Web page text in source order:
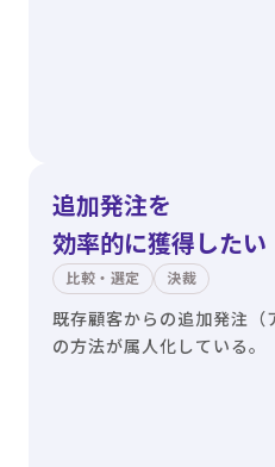
追加発注を
効率的に獲得したい
比較・選定 決裁
既存顧客からの追加発注（
の方法が属人化している。